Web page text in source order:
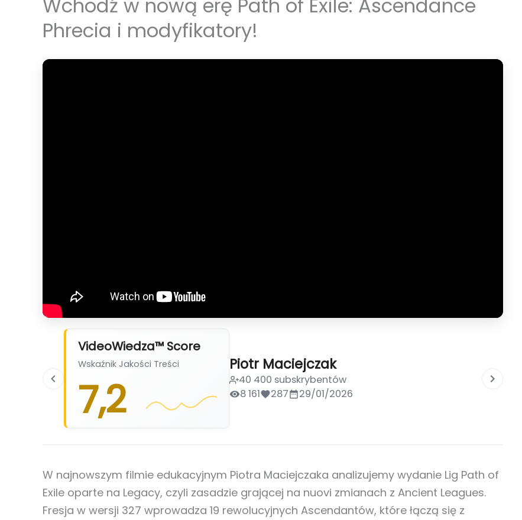
Wchodź w nową erę Path of Exile: Ascendance
Phrecia i modyfikatory!
VideoWiedza™ Score
Wskaźnik Jakości Treści
7,2
Piotr Maciejczak
40 400 subskrybentów
8 161
287 29/01/2026
W najnowszym filmie edukacyjnym Piotra Maciejczaka analizujemy wydanie Lig Path of
Exile oparte na Legacy, czyli zasadzie grającej na nuovi zmianach z Ancient Leagues.
Fresja w wersji 327 wprowadza 19 rewolucyjnych Ascendantów, które łączą się z